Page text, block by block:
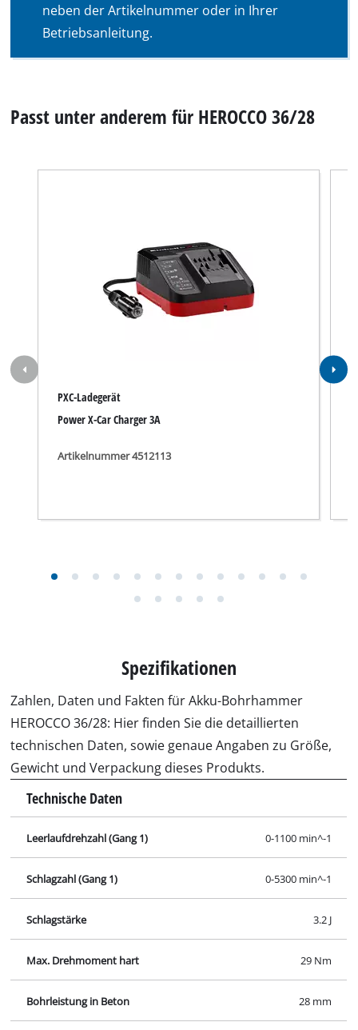
neben der Artikelnummer oder in Ihrer
Betriebsanleitung.
Passt unter anderem für HEROCCO 36/28
PXC-Ladegerät
Power X-Car Charger 3A
Artikelnummer 4512113
Spezifikationen
Zahlen, Daten und Fakten für Akku-Bohrhammer
HEROCCO 36/28: Hier finden Sie die detaillierten
technischen Daten, sowie genaue Angaben zu Größe,
Gewicht und Verpackung dieses Produkts.
Technische Daten
Leerlaufdrehzahl (Gang 1) 0-1100 min^-1
Schlagzahl (Gang 1) 0-5300 min^-1
Schlagstärke 3.2 J
Max. Drehmoment hart 29 Nm
Bohrleistung in Beton 28 mm